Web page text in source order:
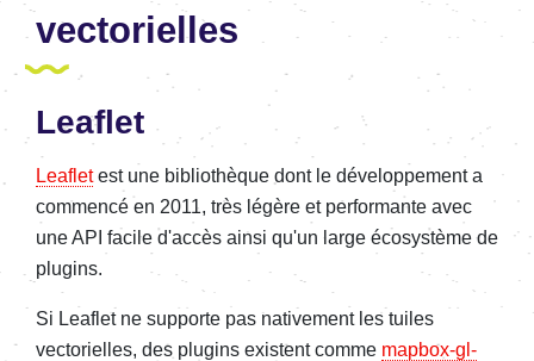
vectorielles
Leaflet
Leafletest une bibliothèque dont le développement a
commencé en 2011, très légère et performante avec
une API facile d'accès ainsi qu'un large écosystème de
plugins.
Si Leaflet ne supporte pas nativement les tuiles
vectorielles, des plugins existent comme mapbox-gl-